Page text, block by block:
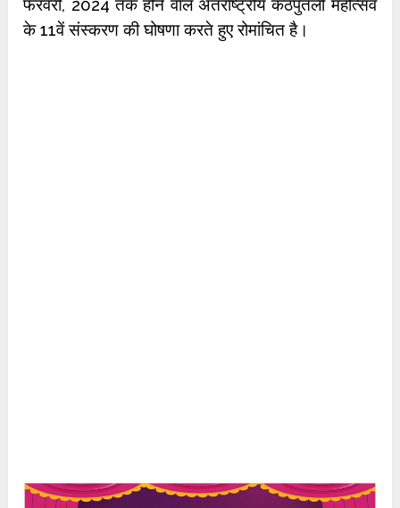
फरवरी, 2024 तक होने वाले अंतर्राष्ट्रीय कठपुतली महोत्सव
के 11वें संस्करण की घोषणा करते हुए रोमांचित है।